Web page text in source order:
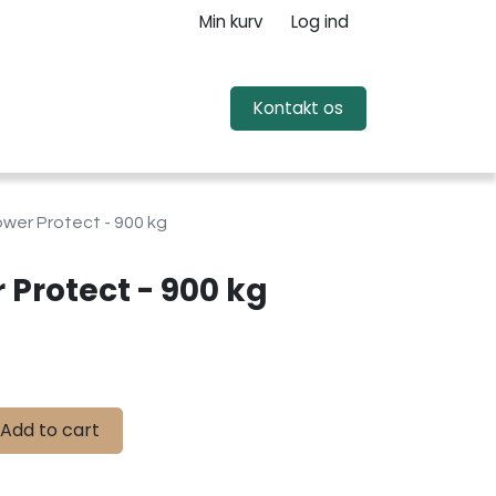
Min kurv Log ind
Kontakt o​​​​s
Protect - 900 kg
Protect - 900 kg
to cart